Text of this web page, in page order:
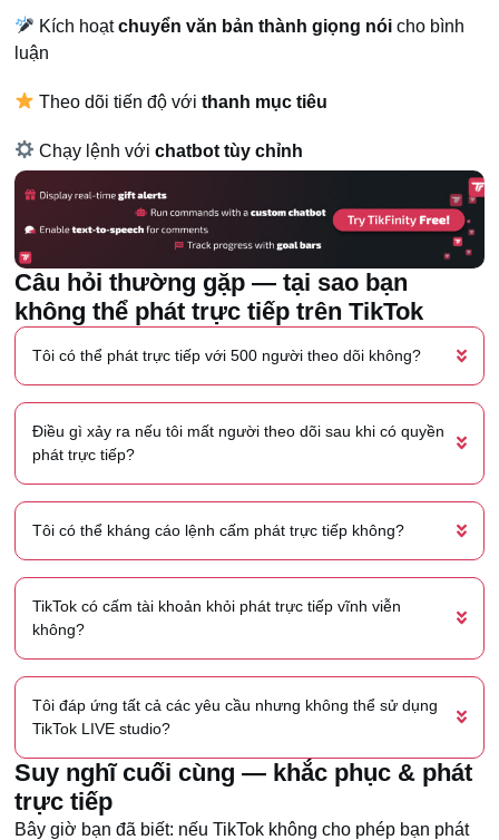
Kích hoạtchuyển văn bản thành giọng nói cho bình
luận
Theo dõi tiến độ vớithanh mục tiêu
Chạy lệnh vớichatbot tùy chỉnh
Câu hỏi thường gặp — tại sao bạn
không thể phát trực tiếp trên TikTok
Tôi có thể phát trực tiếp với 500 người theo dõi không?
Điều gì xảy ra nếu tôi mất người theo dõi sau khi có quyền
phát trực tiếp?
Tôi có thể kháng cáo lệnh cấm phát trực tiếp không?
TikTok có cấm tài khoản khỏi phát trực tiếp vĩnh viễn
không?
Tôi đáp ứng tất cả các yêu cầu nhưng không thể sử dụng
TikTok LIVE studio?
Suy nghĩ cuối cùng — khắc phục & phát
trực tiếp
Bây giờ bạn đã biết: nếu TikTok không cho phép bạn phát